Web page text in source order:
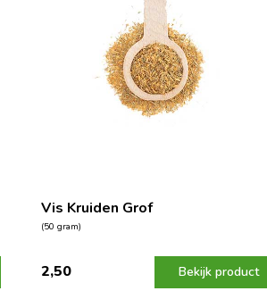
Vis Kruiden Grof
(50 gram)
2,50 Bekijk product